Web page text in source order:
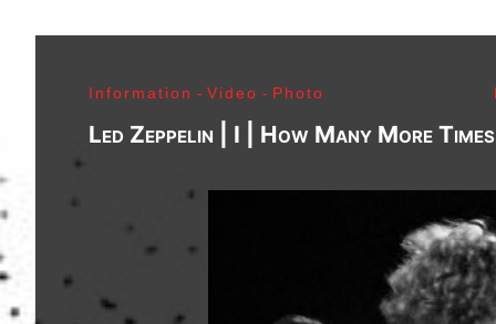
Information - Video - Photo
Led Zeppelin | I | How Many More
Fred «Sonic» Smith - Kasim Sulton - Oliver
Jimi Hendrix - Noel Redding - Mitch Mitchell -
Joplin - Sam Andrew - Peter Albin - David Getz
Mekler - Cornelius «Snooky» Flowers - Terry
- Brad Campbell - Clark Pierson - Ad-Rock -
- Bernie Bonvoisin - Norbert Krief - Yves Brusco
Jones - Sid Vicious - Glen Matlock - Paul Cook
Émile Hanela «Jeannot» - Brian Johnson - Bon
Rudd | My Generation - 1965, Jimi Plays